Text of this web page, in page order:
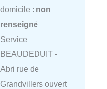
domicile : non
renseigné
Service
BEAUDEDUIT -
Abri rue de
Grandvillers ouvert